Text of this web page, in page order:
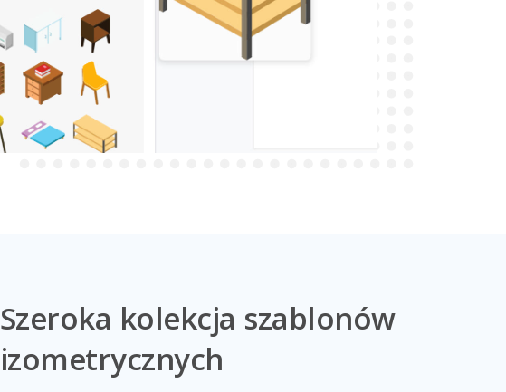
Szeroka kolekcja szablonów
izometrycznych